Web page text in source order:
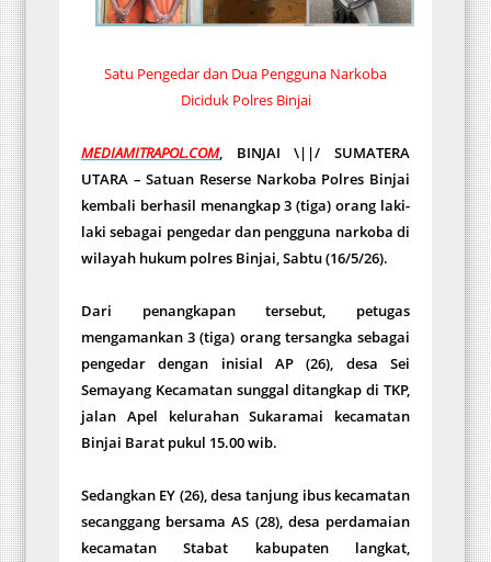
Satu Pengedar dan Dua Pengguna Narkoba
Diciduk Polres Binjai
MEDIAMITRAPOL.COM, BINJAI \||/ SUMATERA
UTARA – Satuan Reserse Narkoba Polres Binjai
kembali berhasil menangkap 3 (tiga) orang laki-
laki sebagai pengedar dan pengguna narkoba di
wilayah hukum polres Binjai, Sabtu (16/5/26).
Dari penangkapan tersebut, petugas
mengamankan 3 (tiga) orang tersangka sebagai
pengedar dengan inisial AP (26), desa Sei
Semayang Kecamatan sunggal ditangkap di TKP,
jalan Apel kelurahan Sukaramai kecamatan
Binjai Barat pukul 15.00 wib.
Sedangkan EY (26), desa tanjung ibus kecamatan
secanggang bersama AS (28), desa perdamaian
kecamatan Stabat kabupaten langkat,